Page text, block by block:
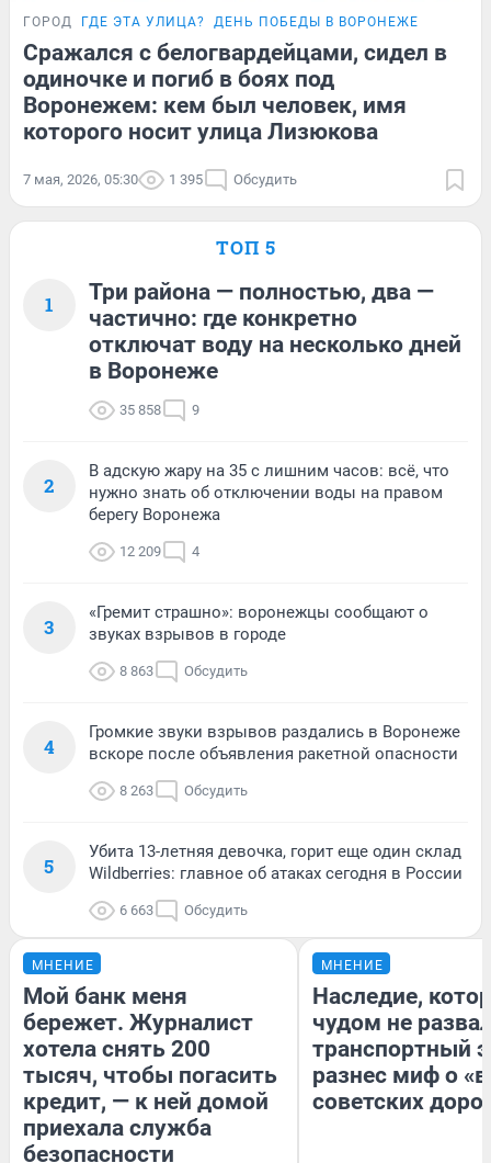
ГОРОД ГДЕ ЭТА УЛИЦА? ДЕНЬ ПОБЕДЫ В ВОРОНЕЖЕ
Сражался с белогвардейцами, сидел в
одиночке и погиб в боях под
Воронежем: кем был человек, имя
которого носит улица Лизюкова
7 мая, 2026, 05:30 1 395 Обсудить
ТОП 5
1
Три района — полностью, два —
частично: где конкретно
отключат воду на несколько дней
в Воронеже
35 858 9
2
В адскую жару на 35 с лишним часов: всё, что
нужно знать об отключении воды на правом
берегу Воронежа
12 209 4
3
«Гремит страшно»: воронежцы сообщают о
звуках взрывов в городе
8 863 Обсудить
4
Громкие звуки взрывов раздались в Воронеже
вскоре после объявления ракетной опасности
8 263 Обсудить
5
Убита 13-летняя девочка, горит еще один склад
Wildberries: главное об атаках сегодня в России
6 663 Обсудить
МНЕНИЕ
Мой банк меня
бережет. Журналист
хотела снять 200
тысяч, чтобы погасить
кредит, — к ней домой
приехала служба
безопасности
МНЕНИЕ
Наследие,
чудом не
транспортный
разнес миф о
советских